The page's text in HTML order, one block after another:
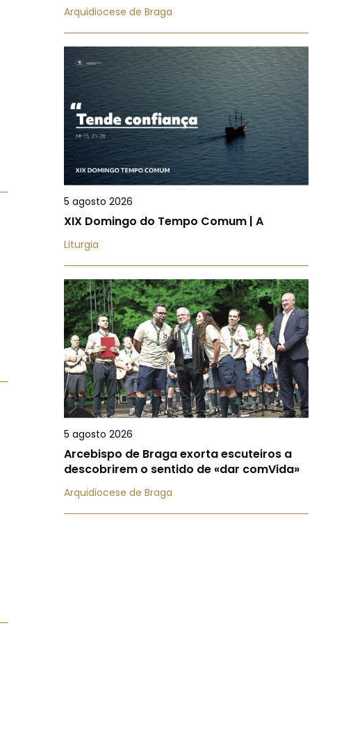
Arquidiocese de Braga
5 agosto 2026
XIX Domingo do Tempo Comum | A
Liturgia
5 agosto 2026
Arcebispo de Braga exorta escuteiros a
descobrirem o sentido de «dar comVida»
Arquidiocese de Braga